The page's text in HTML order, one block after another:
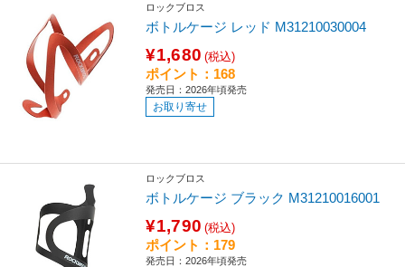
ロックブロス
ボトルケージ レッド M31210030004
¥1,680 (税込)
ポイント：168
発売日：2026年頃発売
お取り寄せ
ロックブロス
ボトルケージ ブラック M31210016001
¥1,790 (税込)
ポイント：179
発売日：2026年頃発売